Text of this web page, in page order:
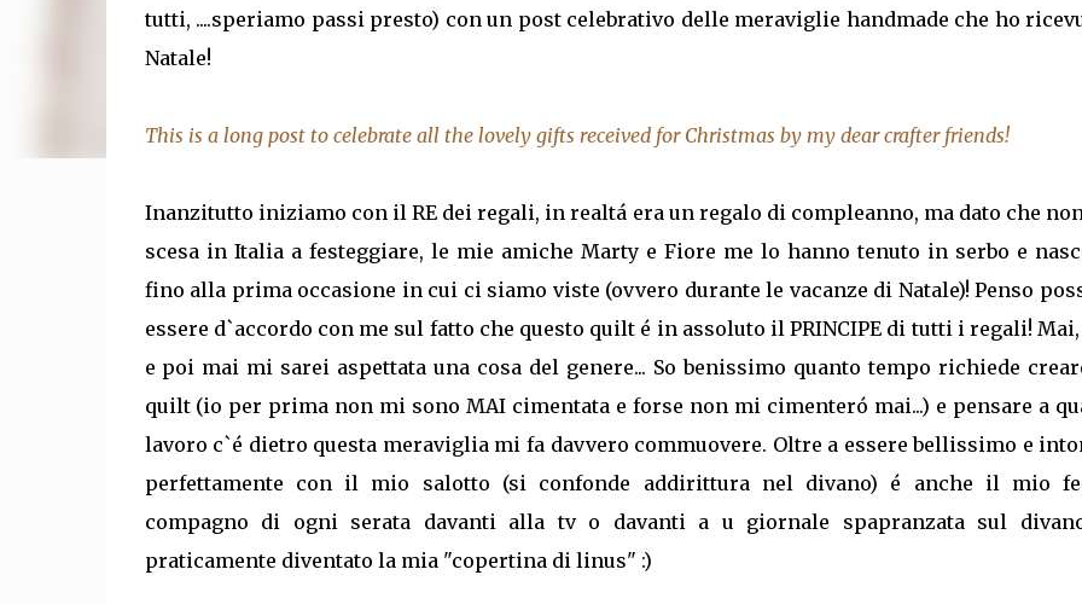
tutti, ....speriamo passi presto) con un post celebrativo delle meraviglie handmade che ho
Natale!
This is a long post to celebrate all the lovely gifts received for Christmas by my dear crafter friends!
Inanzitutto iniziamo con il RE dei regali, in realtá era un regalo di compleanno, ma dato che
scesa in Italia a festeggiare, le mie amiche Marty e Fiore me lo hanno tenuto in serbo e
fino alla prima occasione in cui ci siamo viste (ovvero durante le vacanze di Natale)! Penso
essere d`accordo con me sul fatto che questo quilt é in assoluto il PRINCIPE di tutti i regali!
e poi mai mi sarei aspettata una cosa del genere... So benissimo quanto tempo richiede
quilt (io per prima non mi sono MAI cimentata e forse non mi cimenteró mai...) e pensare a
lavoro c`é dietro questa meraviglia mi fa davvero commuovere. Oltre a essere bellissimo e
perfettamente con il mio salotto (si confonde addirittura nel divano) é anche il mio
compagno di ogni serata davanti alla tv o davanti a u giornale spapranzata sul
praticamente diventato la mia "copertina di linus" :)